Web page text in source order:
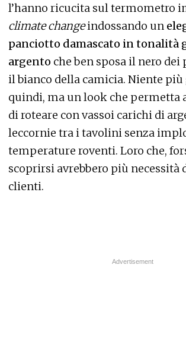
l’hanno ricucita sul termometro
climate changeindossando un
panciotto damascato in tonalità
argento che ben sposa il nero
il bianco della camicia. Niente più
quindi, ma un look che permetta
di roteare con vassoi carichi di
leccornie tra i tavolini senza
temperature roventi. Loro che,
scoprirsi avrebbero più necessità
clienti.